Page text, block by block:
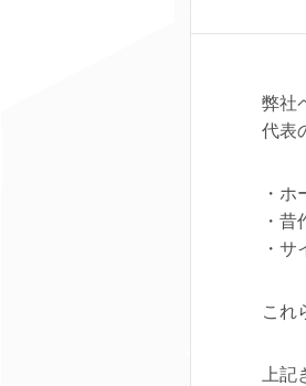
弊社
代表
・ホ
・
・
これ
上